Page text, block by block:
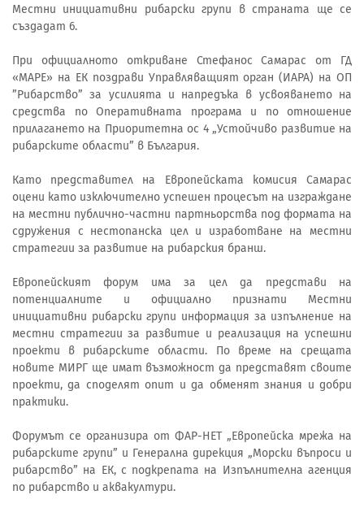
Местни инициативни рибарски групи в страната ще се
създадат 6.
При официалното откриване Стефанос Самарас от ГД
«МАРЕ» на ЕК поздрави Управляващият орган (ИАРА) на ОП
”Рибарство” за усилията и напредъка в усвояването на
средства по Оперативната програма и по отношение
прилагането на Приоритетна ос 4 „Устойчиво развитие на
рибарските области” в България.
Като представител на Европейската комисия Самарас
оцени като изключително успешен процесът на изграждане
на местни публично-частни партньорства под формата на
сдружения с нестопанска цел и изработване на местни
стратегии за развитие на рибарския бранш.
Европейският форум има за цел да представи на
потенциалните и официално признати Местни
инициативни рибарски групи информация за изпълнение на
местни стратегии за развитие и реализация на успешни
проекти в рибарските области. По време на срещата
новите МИРГ ще имат възможност да представят своите
проекти, да споделят опит и да обменят знания и добри
практики.
Форумът се организира от ФАР-НЕТ „Европейска мрежа на
рибарските групи” и Генерална дирекция „Морски въпроси и
рибарство” на ЕК, с подкрепата на Изпълнителна агенция
по рибарство и аквакултури.